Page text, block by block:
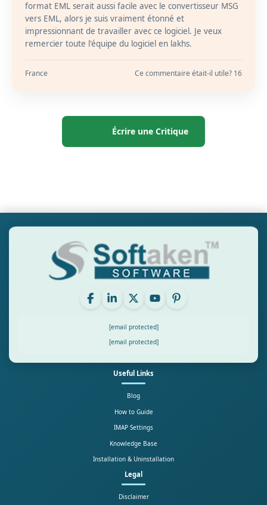
format EML serait aussi facile avec le convertisseur MSG
vers EML, alors je suis vraiment étonné et
impressionnant de travailler avec ce logiciel. Je veux
remercier toute l'équipe du logiciel en lakhs.
France Ce commentaire était-il utile? 16
Écrire une Critique
[email protected]
[email protected]
Useful Links
Blog
How to Guide
IMAP Settings
Knowledge Base
Installation & Uninstallation
Legal
Disclaimer